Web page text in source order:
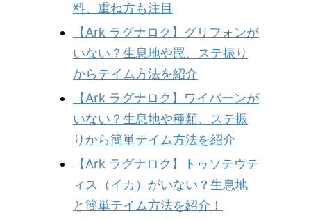
料、重ね方も注目
【Ark ラグナロク】グリフォンが
いない？生息地や罠、ステ振り
からテイム方法を紹介
【Ark ラグナロク】ワイバーンが
いない？生息地や種類、ステ振
りから簡単テイム方法を紹介
【Ark ラグナロク】トゥソテウテ
ィス（イカ）がいない？生息地
と簡単テイム方法を紹介！